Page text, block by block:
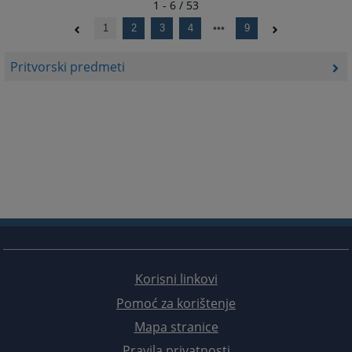
Pritvorski predmeti
1 - 6 / 53
1 2 3 4 9
Korisni linkovi
Pomoć za korištenje
Mapa stranice